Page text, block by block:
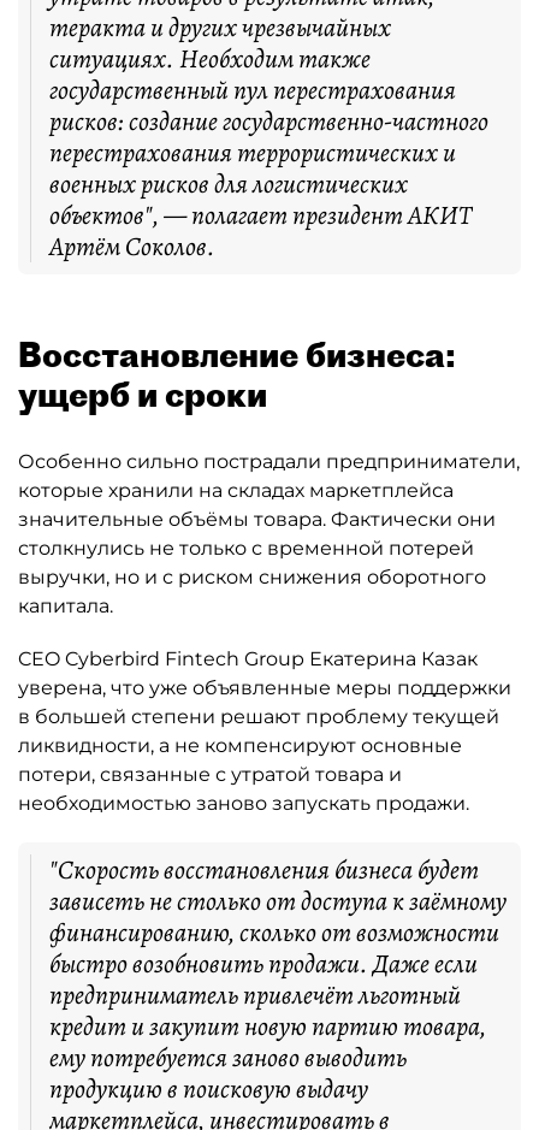
теракта и других чрезвычайных
ситуациях. Необходим также
государственный пул перестрахования
рисков: создание государственно-частного
перестрахования террористических и
военных рисков для логистических
объектов", — полагает президент АКИТ
Артём Соколов.
Восстановление бизнеса:
ущерб и сроки
Особенно сильно пострадали предприниматели,
которые хранили на складах маркетплейса
значительные объёмы товара. Фактически они
столкнулись не только с временной потерей
выручки, но и с риском снижения оборотного
капитала.
CEO Cyberbird Fintech Group Екатерина Казак
уверена, что уже объявленные меры поддержки
в большей степени решают проблему текущей
ликвидности, а не компенсируют основные
потери, связанные с утратой товара и
необходимостью заново запускать продажи.
"Скорость восстановления бизнеса будет
зависеть не столько от доступа к заёмному
финансированию, сколько от возможности
быстро возобновить продажи. Даже если
предприниматель привлечёт льготный
кредит и закупит новую партию товара,
ему потребуется заново выводить
продукцию в поисковую выдачу
маркетплейса, инвестировать в